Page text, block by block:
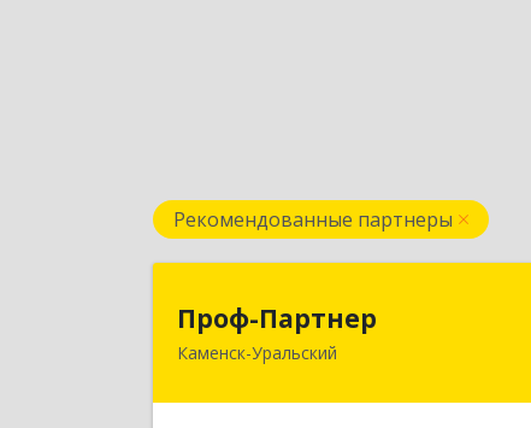
Рекомендованные партнеры
Проф-Партнер
Каменск-Уральский
623406, Свердловская обл, Каменск-